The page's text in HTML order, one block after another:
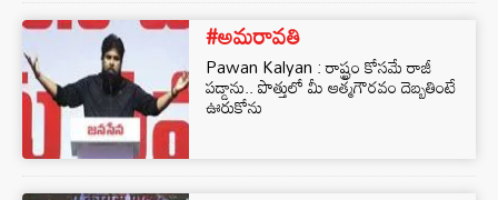
#అమరావతి
Pawan Kalyan : రాష్ట్రం కోసమే రాజీ
పడ్డాను.. పొత్తులో మీ ఆత్మగౌరవం దెబ్బతింటే
ఊరుకోను